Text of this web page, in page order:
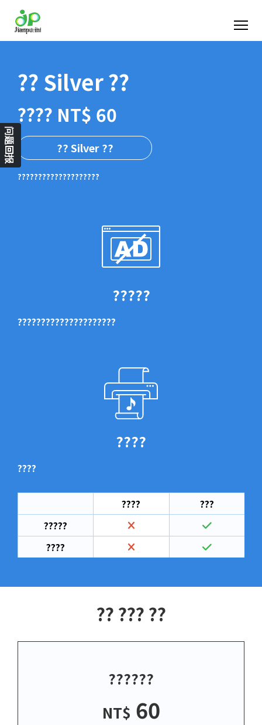
?? Silver ??
???? NT$ 60
?? Silver ??
????????????????????
?????
?????????????????????
????
????
????
???
?????
????
?? ??? ??
??????
NT$ 60
问题回报